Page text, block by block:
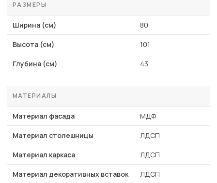
РАЗМЕРЫ
Ширина (см) 80
Высота (см) 101
Глубина (см) 43
МАТЕРИАЛЫ
Материал фасада МДФ
Материал столешницы ЛДСП
Материал каркаса ЛДСП
Материал декоративных вставок ЛДСП